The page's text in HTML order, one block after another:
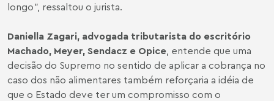
longo”, ressaltou o jurista.
Daniella Zagari, advogada tributarista do escritório
Machado, Meyer, Sendacz e Opice, entende que uma
decisão do Supremo no sentido de aplicar a cobrança no
caso dos não alimentares também reforçaria a idéia de
que o Estado deve ter um compromisso com o